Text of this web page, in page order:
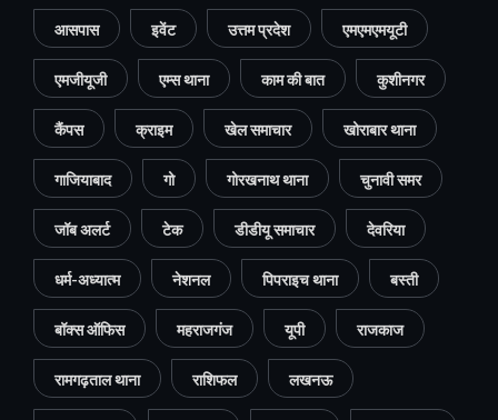
आसपास इवेंट उत्तम प्रदेश एमएमएमयूटी
एमजीयूजी एम्स थाना काम की बात कुशीनगर
कैंपस क्राइम खेल समाचार खोराबार थाना
गाजियाबाद गो गोरखनाथ थाना चुनावी समर
जॉब अलर्ट टेक डीडीयू समाचार देवरिया
धर्म-अध्यात्म नेशनल पिपराइच थाना बस्ती
बॉक्स ऑफिस महराजगंज यूपी राजकाज
रामगढ़ताल थाना राशिफल लखनऊ